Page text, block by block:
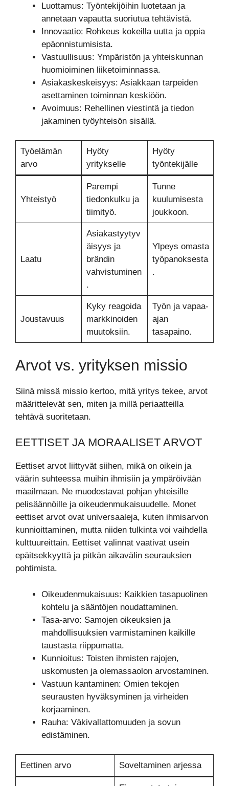
Luottamus: Työntekijöihin luotetaan ja
annetaan vapautta suoriutua tehtävistä.
Innovaatio: Rohkeus kokeilla uutta ja oppia
epäonnistumisista.
Vastuullisuus: Ympäristön ja yhteiskunnan
huomioiminen liiketoiminnassa.
Asiakaskeskeisyys: Asiakkaan tarpeiden
asettaminen toiminnan keskiöön.
Avoimuus: Rehellinen viestintä ja tiedon
jakaminen työyhteisön sisällä.
Työelämän
arvo
Hyöty
yritykselle
Hyöty
työntekijälle
Yhteistyö
Parempi
tiedonkulku ja
tiimityö.
Tunne
kuulumisesta
joukkoon.
Laatu
Asiakastyytyv
äisyys ja
brändin
vahvistuminen
.
Ylpeys omasta
työpanoksesta
.
Joustavuus
Kyky reagoida
markkinoiden
muutoksiin.
Työn ja vapaa-
ajan
tasapaino.
Arvot vs. yrityksen missio
Siinä missä missio kertoo, mitä yritys tekee, arvot
määrittelevät sen, miten ja millä periaatteilla
tehtävä suoritetaan.
EETTISET JA MORAALISET ARVOT
Eettiset arvot liittyvät siihen, mikä on oikein ja
väärin suhteessa muihin ihmisiin ja ympäröivään
maailmaan. Ne muodostavat pohjan yhteisille
pelisäännöille ja oikeudenmukaisuudelle. Monet
eettiset arvot ovat universaaleja, kuten ihmisarvon
kunnioittaminen, mutta niiden tulkinta voi vaihdella
kulttuureittain. Eettiset valinnat vaativat usein
epäitsekkyyttä ja pitkän aikavälin seurauksien
pohtimista.
Oikeudenmukaisuus: Kaikkien tasapuolinen
kohtelu ja sääntöjen noudattaminen.
Tasa-arvo: Samojen oikeuksien ja
mahdollisuuksien varmistaminen kaikille
taustasta riippumatta.
Kunnioitus: Toisten ihmisten rajojen,
uskomusten ja olemassaolon arvostaminen.
Vastuun kantaminen: Omien tekojen
seurausten hyväksyminen ja virheiden
korjaaminen.
Rauha: Väkivallattomuuden ja sovun
edistäminen.
Eettinen arvo Soveltaminen arjessa